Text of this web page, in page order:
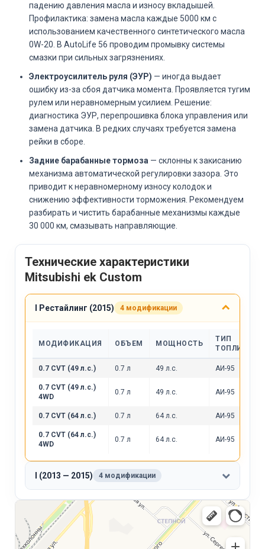
падению давления масла и износу вкладышей.
Профилактика: замена масла каждые 5000 км с
использованием качественного синтетического масла
0W-20. В AutoLife 56 проводим промывку системы
смазки при сильных загрязнениях.
Электроусилитель руля (ЭУР) — иногда выдает
ошибку из-за сбоя датчика момента. Проявляется тугим
рулем или неравномерным усилием. Решение:
диагностика ЭУР, перепрошивка блока управления или
замена датчика. В редких случаях требуется замена
рейки в сборе.
Задние барабанные тормоза — склонны к закисанию
механизма автоматической регулировки зазора. Это
приводит к неравномерному износу колодок и
снижению эффективности торможения. Рекомендуем
разбирать и чистить барабанные механизмы каждые
30 000 км, смазывать направляющие.
Технические характеристики
Mitsubishi ek Custom
I Рестайлинг (2015) 4 модификации
МОДИФИКАЦИЯ ОБЪЕМ МОЩНОСТЬ
ТИП
ТОПЛИВА
0.7 CVT (49 л.с.) 0.7 л 49 л.с. АИ-95
0.7 CVT (49 л.с.)
4WD
0.7 л 49 л.с. АИ-95
0.7 CVT (64 л.с.) 0.7 л 64 л.с. АИ-95
0.7 CVT (64 л.с.)
4WD
0.7 л 64 л.с. АИ-95
I (2013 — 2015) 4 модификации